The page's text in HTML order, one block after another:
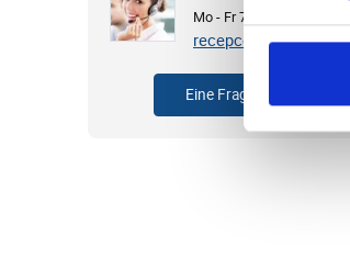
Mo - Fr 7:00 - 15:30 Uhr
recepce@cvb.cz
Eine Frage stellen